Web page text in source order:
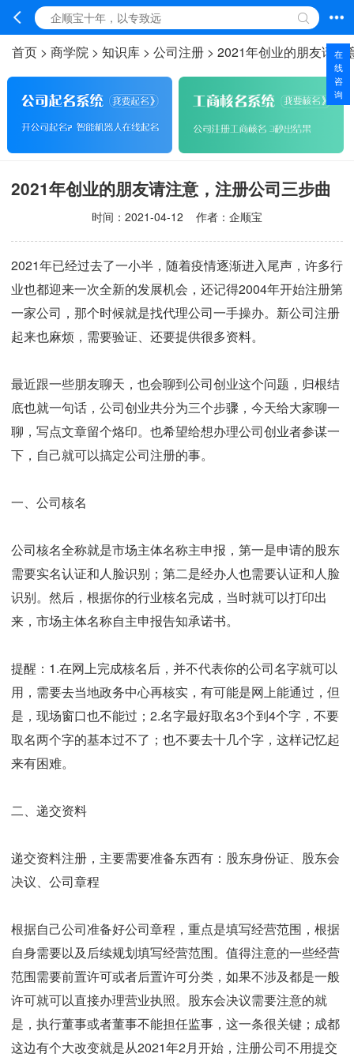
首页 > 商学院 > 知识库 > 公司注册 > 2021年创业的朋友请注
2021年创业的朋友请注意，注册公司三步曲
时间： 2021-04-12 作者：企顺宝
2021年已经过去了一小半，随着疫情逐渐进入尾声，许多行
业也都迎来一次全新的发展机会，还记得2004年开始注册第
一家公司，那个时候就是找代理公司一手操办。新公司注册
起来也麻烦，需要验证、还要提供很多资料。
最近跟一些朋友聊天，也会聊到公司创业这个问题，归根结
底也就一句话，公司创业共分为三个步骤，今天给大家聊一
聊，写点文章留个烙印。也希望给想办理公司创业者参谋一
下，自己就可以搞定公司注册的事。
一、公司核名
公司核名全称就是市场主体名称主申报，第一是申请的股东
需要实名认证和人脸识别；第二是经办人也需要认证和人脸
识别。然后，根据你的行业核名完成，当时就可以打印出
来，市场主体名称自主申报告知承诺书。
提醒：1.在网上完成核名后，并不代表你的公司名字就可以
用，需要去当地政务中心再核实，有可能是网上能通过，但
是，现场窗口也不能过；2.名字最好取名3个到4个字，不要
取名两个字的基本过不了；也不要去十几个字，这样记忆起
来有困难。
二、递交资料
递交资料注册，主要需要准备东西有：股东身份证、股东会
决议、公司章程
根据自己公司准备好公司章程，重点是填写经营范围，根据
自身需要以及后续规划填写经营范围。值得注意的一些经营
范围需要前置许可或者后置许可分类，如果不涉及都是一般
许可就可以直接办理营业执照。股东会决议需要注意的就
是，执行董事或者董事不能担任监事，这一条很关键；成都
这边有个大改变就是从2021年2月开始，注册公司不用提交
在
线
咨
询